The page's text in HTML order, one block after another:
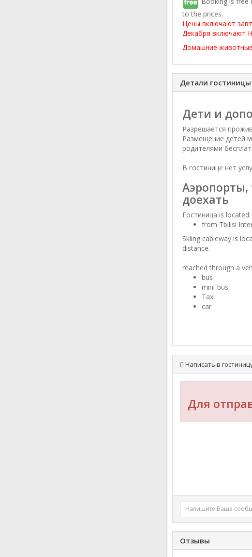
to the prices.
Цены включают
Декабря включают
Домашние
Детали гостиницы
Дети и
Разрешается
Размещение детей
родителями
В гостинице нет
Аэропорты,
доехать
Гостиница is located:
from Tbilisi
Skiing cableway is
distance.
reached through a
bus
mini-bus
Taxi
car
Написать в
Для
Отзывы